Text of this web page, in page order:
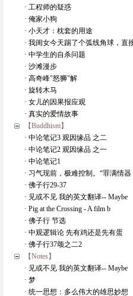
· 工程师的疑惑
· 俺家小狗
· 小天才：枕套的用途
· 我闺女今天踢了个弧线角球，直
· 中学生的自杀问题
· 沙滩漫步
· 高奇峰"怒狮"解
· 旋转木马
· 女儿的因果报应观
· 真实的爱情故事
【Buddhism】
· 中论笔记3 观因缘品 之二
· 中论笔记2 观因缘品 之一
· 中论笔记1
· 习气现前，极难控制。“罪满情器
· 佛子行29-37
· 见或不见 我的英文翻译-- Maybe
· Pig at the Crossing - A film b
· 佛子行 节选
· 中观逻辑论 先有鸡还是先有蛋
· 佛子行37颂之二2
【Notes】
· 见或不见 我的英文翻译-- Maybe
· 梦
· 统一思想：多么伟大的雄思妙想